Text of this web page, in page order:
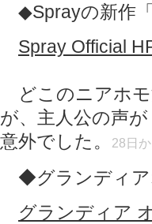
◆Sprayの新作
Spray Official
どこのニアホモ
が、主人公の声が
意外でした。
28日
◆グランディア
グランディア